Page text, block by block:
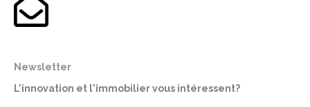
Newsletter
L'innovation et l'immobilier vous intéressent?